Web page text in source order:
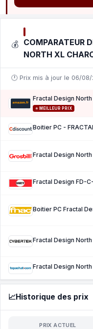
💰 COMPARATEUR
NORTH XL
🕐 Prix mis à jour le 06/
⭐ MEILLEUR PRIX
Fractal Design
📈Historique des prix
PRIX ACTUEL